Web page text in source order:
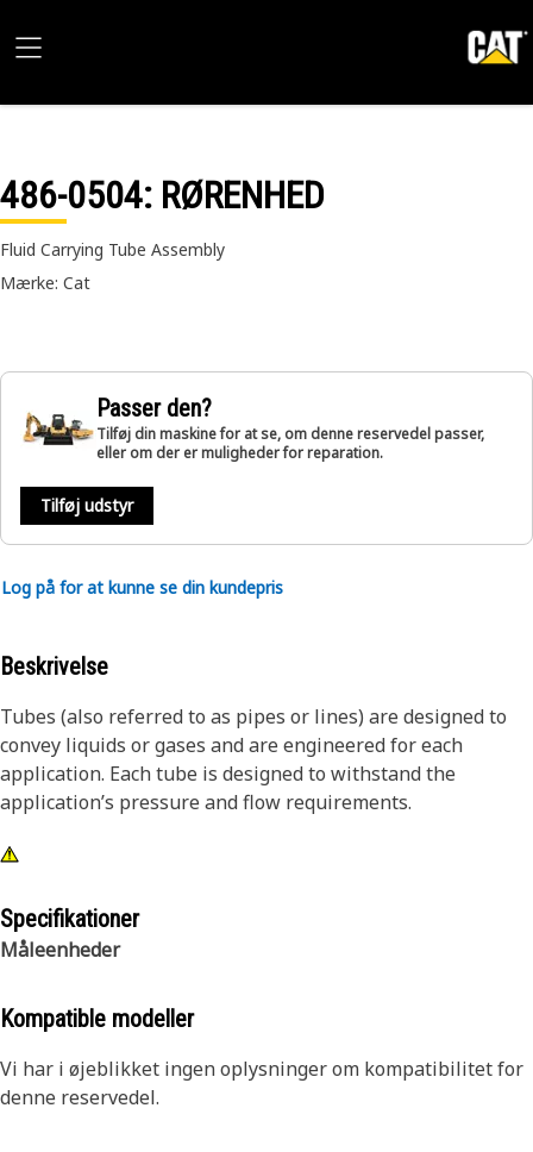
486-0504: RØRENHED
Fluid Carrying Tube Assembly
Mærke: Cat
Passer den?
Tilføj din maskine for at se, om denne reservedel passer,
eller om der er muligheder for reparation.
Tilføj udstyr
Log på for at kunne se din kundepris
Beskrivelse
Tubes (also referred to as pipes or lines) are designed to
convey liquids or gases and are engineered for each
application. Each tube is designed to withstand the
application’s pressure and flow requirements.
Specifikationer
Måleenheder
Kompatible modeller
Vi har i øjeblikket ingen oplysninger om kompatibilitet for
denne reservedel.